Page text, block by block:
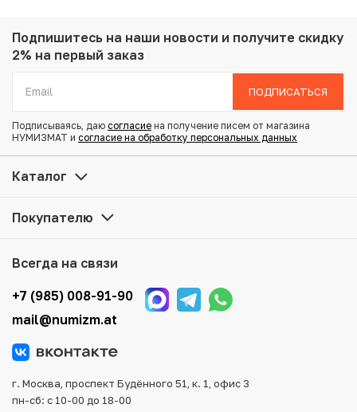
Металл: Серебро
Проба: 868
Состояние: XF
Купить 25 копеек 1857 года СПБ ФБ по привлекательной
представленные в каталоге, находятся в наличии на
Мы доставим Ваш заказ в любой регион России, кроме
того, возможен самовывоз товара из офиса магазина.
Для вашего удобства представлены несколько способов
оплаты и доставки заказа. Все отправления надежно и
повреждения во время доставки.
Подпишитесь на наши новости и получите скидку
2% на первый заказ
ПОДПИСАТЬСЯ
Подписываясь, даю согласие на получение писем от магазина
НУМИЗМАТ и согласие на обработку персональных данных
Каталог
Покупателю
Всегда на связи
+7 (985) 008-91-90
mail@numizm.at
г. Москва, проспект Будённого 51, к. 1, офис 3
пн-сб: с 10-00 до 18-00